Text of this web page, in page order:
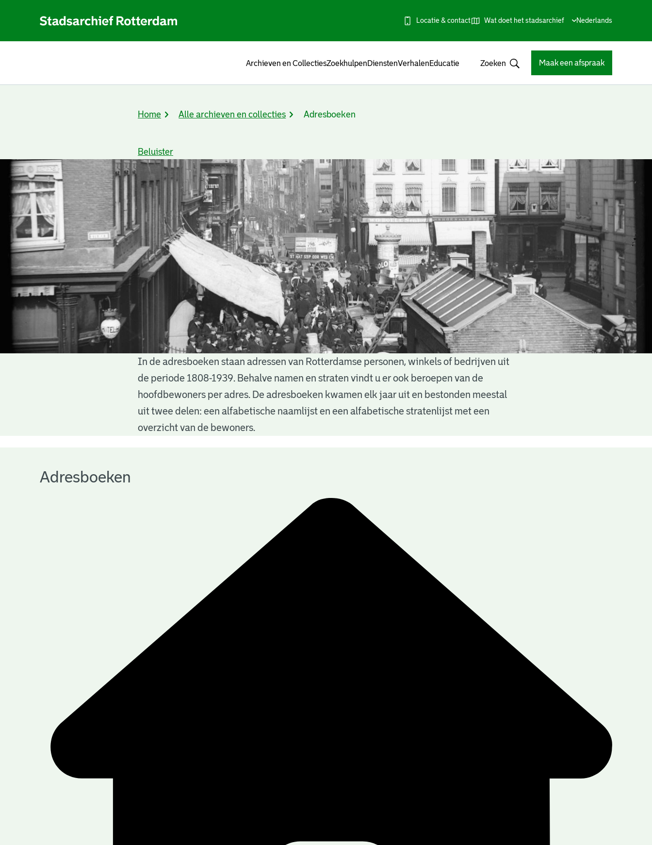
Locatie & contact Wat doet het stadsarchief
Huidige
Nederlands
Archieven en CollectiesZoekhulpenDienstenVerhalenEducatie Zoeken Maak een afspraak
Kruimelpad
Home Alle archieven en collecties Adresboeken
Beluister
AdresboekenIn de adresboeken staan adressen van Rotterdamse personen, winkels of bedrijven uit
de periode 1808-1939. Behalve namen en straten vindt u er ook beroepen van de
hoofdbewoners per adres. De adresboeken kwamen elk jaar uit en bestonden meestal
uit twee delen: een alfabetische naamlijst en een alfabetische stratenlijst met een
overzicht van de bewoners.
Adresboeken